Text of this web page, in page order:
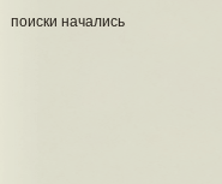
поиски начались